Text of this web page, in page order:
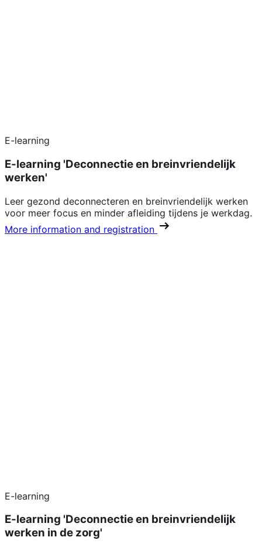
E-learning
E-learning 'Deconnectie en breinvriendelijk
werken'
Leer gezond deconnecteren en breinvriendelijk werken
voor meer focus en minder afleiding tijdens je werkdag.
More information and registration
E-learning
E-learning 'Deconnectie en breinvriendelijk
werken in de zorg'